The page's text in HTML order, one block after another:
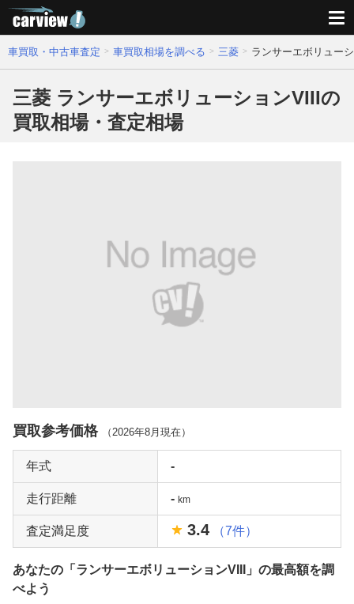
車買取・中古車査定 車買取相場を調べる 三菱 ランサーエボリュー
三菱 ランサーエボリューションVIIIの
買取相場・査定相場
買取参考価格 （2026年8月 現在）
年式 -
走行距離 - km
査定満足度 3.4 （7件）
あなたの「ランサーエボリューションVIII」の最高額を調
べよう